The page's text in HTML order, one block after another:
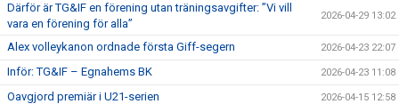
Därför är TG&IF en förening utan träningsavgifter: ”Vi vill
vara en förening för alla”
2026-04-29 13:02
Alex volleykanon ordnade första Giff-segern 2026-04-23 22:07
Inför: TG&IF – Egnahems BK 2026-04-23 11:08
Oavgjord premiär i U21-serien 2026-04-15 12:58